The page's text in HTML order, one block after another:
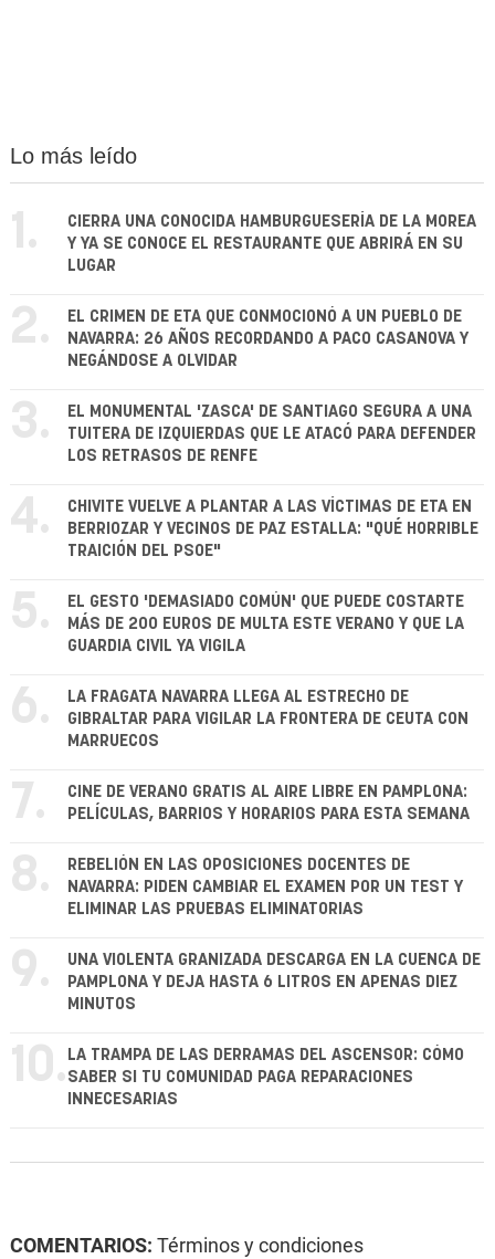
Lo más leído
1.
CIERRA UNA CONOCIDA HAMBURGUESERÍA DE LA MOREA
Y YA SE CONOCE EL RESTAURANTE QUE ABRIRÁ EN SU
LUGAR
2.
EL CRIMEN DE ETA QUE CONMOCIONÓ A UN PUEBLO DE
NAVARRA: 26 AÑOS RECORDANDO A PACO CASANOVA Y
NEGÁNDOSE A OLVIDAR
3.
EL MONUMENTAL 'ZASCA' DE SANTIAGO SEGURA A UNA
TUITERA DE IZQUIERDAS QUE LE ATACÓ PARA DEFENDER
LOS RETRASOS DE RENFE
4.
CHIVITE VUELVE A PLANTAR A LAS VÍCTIMAS DE ETA EN
BERRIOZAR Y VECINOS DE PAZ ESTALLA: "QUÉ HORRIBLE
TRAICIÓN DEL PSOE"
5.
EL GESTO 'DEMASIADO COMÚN' QUE PUEDE COSTARTE
MÁS DE 200 EUROS DE MULTA ESTE VERANO Y QUE LA
GUARDIA CIVIL YA VIGILA
6.
LA FRAGATA NAVARRA LLEGA AL ESTRECHO DE
GIBRALTAR PARA VIGILAR LA FRONTERA DE CEUTA CON
MARRUECOS
7.
CINE DE VERANO GRATIS AL AIRE LIBRE EN PAMPLONA:
PELÍCULAS, BARRIOS Y HORARIOS PARA ESTA SEMANA
8.
REBELIÓN EN LAS OPOSICIONES DOCENTES DE
NAVARRA: PIDEN CAMBIAR EL EXAMEN POR UN TEST Y
ELIMINAR LAS PRUEBAS ELIMINATORIAS
9.
UNA VIOLENTA GRANIZADA DESCARGA EN LA CUENCA DE
PAMPLONA Y DEJA HASTA 6 LITROS EN APENAS DIEZ
MINUTOS
10. LA TRAMPA DE LAS DERRAMAS DEL ASCENSOR: CÓMO
SABER SI TU COMUNIDAD PAGA REPARACIONES
INNECESARIAS
COMENTARIOS: Términos y condiciones